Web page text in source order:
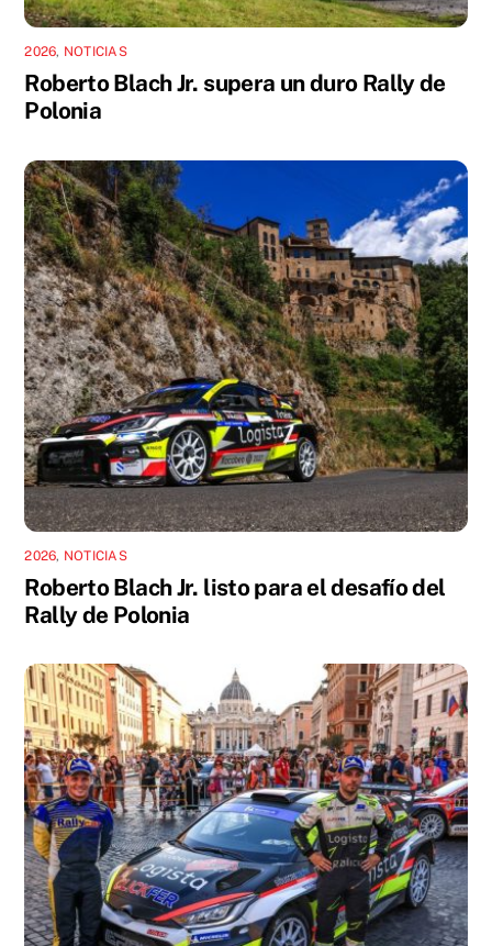
2026, NOTICIAS
Roberto Blach Jr. supera un duro Rally de
Polonia
2026, NOTICIAS
Roberto Blach Jr. listo para el desafío del
Rally de Polonia